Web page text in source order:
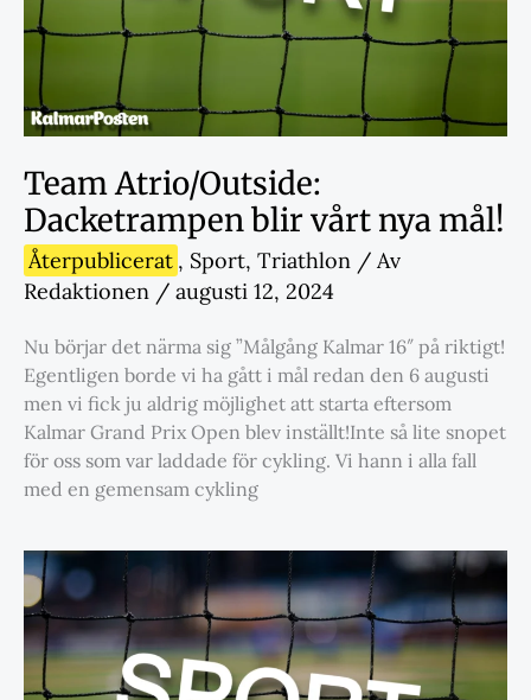
Team Atrio/Outside:
Dacketrampen blir vårt nya mål!
Återpublicerat , Sport, Triathlon / Av
Redaktionen / augusti 12, 2024
Nu börjar det närma sig ”Målgång Kalmar 16″ på riktigt!
Egentligen borde vi ha gått i mål redan den 6 augusti
men vi fick ju aldrig möjlighet att starta eftersom
Kalmar Grand Prix Open blev inställt!Inte så lite snopet
för oss som var laddade för cykling. Vi hann i alla fall
med en gemensam cykling